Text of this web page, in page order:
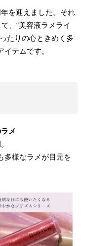
を迎えました。それ
、“美容液ラメライ
たりの心ときめく多
テムです。
メ
多様なラメが目元を